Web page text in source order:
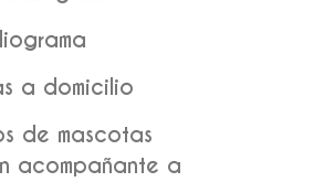
a domicilio
de mascotas
acompañante a